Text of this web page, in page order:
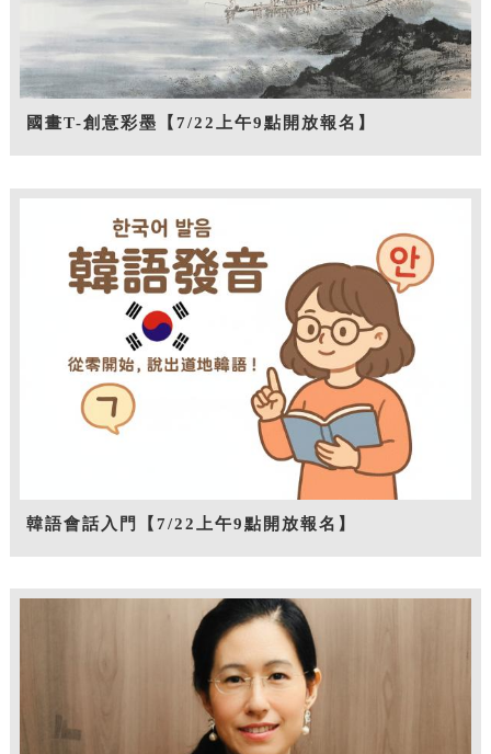
國畫T-創意彩墨【7/22上午9點開放報名】
韓語會話入門【7/22上午9點開放報名】